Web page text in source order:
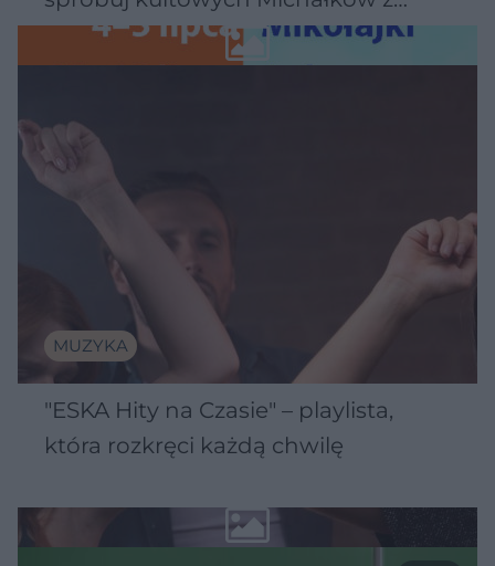
Wawelu
MUZYKA
"ESKA Hity na Czasie" – playlista,
która rozkręci każdą chwilę